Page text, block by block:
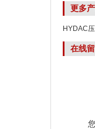
更多
HYDAC
在线